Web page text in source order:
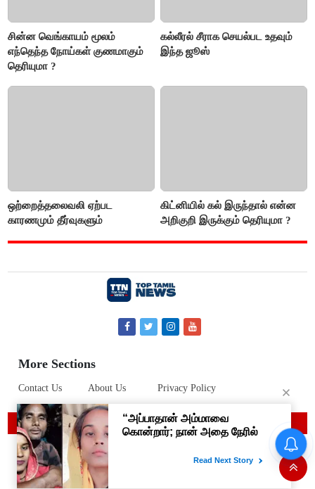
சின்ன வெங்காயம் மூலம்
எந்தெந்த நோய்கள் குணமாகும்
தெரியுமா ?
கல்லீரல் சீராக செயல்பட உதவும்
இந்த ஜூஸ்
ஒற்றைத்தலைவலி ஏற்பட
காரணமும் தீர்வுகளும்
கிட்னியில் கல் இருந்தால் என்ன
அறிகுறி இருக்கும் தெரியுமா ?
More Sections
Contact Us About Us Privacy Policy
© 2019 Top Tamil News